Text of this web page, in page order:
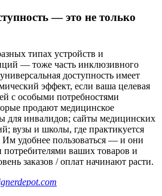
— это не только
типах устройств и
— тоже часть инклюзивного
доступность имеет
эффект, если ваша целевая
с особыми потребностями
продают медицинское
для инвалидов; сайты медицинских
вузы и школы, где практикуется
удобнее пользоваться — и они
потребителями ваших товаров и
заказов / оплат начинают расти.